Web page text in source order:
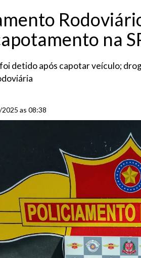
na
detido após capotar veículo;
as 08:38